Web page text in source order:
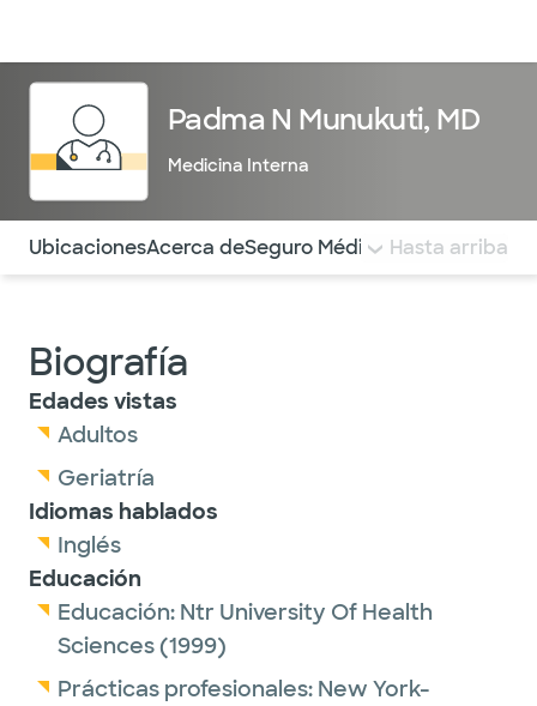
Padma N Munukuti, MD
Medicina Interna
Utilice esta navegación para saltar rápidamente a
UbicacionesAcerca deSeguro Médico COMENTARIOS
Hasta arriba
Biografía
Edades vistas
Adultos
Geriatría
Idiomas hablados
Inglés
Educación
Educación: Ntr University Of Health
Sciences(1999)
Prácticas profesionales: New York-